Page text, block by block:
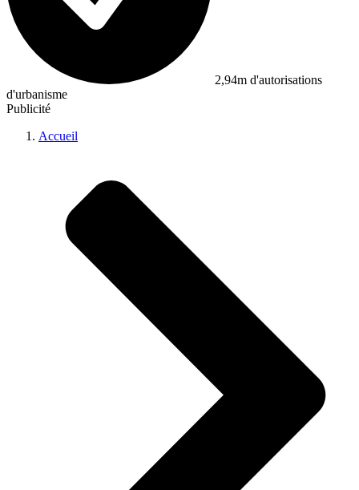
2,94m d'autorisations
d'urbanisme
Publicité
Accueil